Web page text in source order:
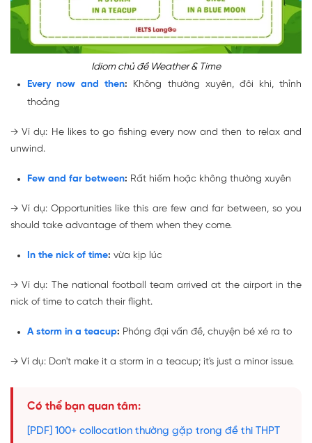
Idiom chủ đề Weather & Time
Every now and then: Không thường xuyên, đôi khi, thỉnh
thoảng
→Ví dụ: He likes to go fishing every now and then to relax and
unwind.
Few and far between: Rất hiếm hoặc không thường xuyên
→Ví dụ: Opportunities like this are few and far between, so you
should take advantage of them when they come.
In the nick of time: vừa kịp lúc
→Ví dụ: The national football team arrived at the airport in the
nick of time to catch their flight.
A storm in a teacup: Phóng đại vấn đề, chuyện bé xé ra to
→ Ví dụ: Don't make it a storm in a teacup; it's just a minor issue.
Có thể bạn quan tâm:
[PDF] 100+ collocation thường gặp trong đề thi THPT